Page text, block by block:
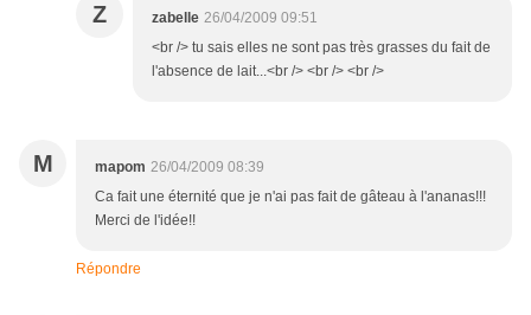
Z zabelle 26/04/2009 09:51
<br /> tu sais elles ne sont pas très grasses du fait de
l'absence de lait...<br /> <br /> <br />
M mapom 26/04/2009 08:39
Ca fait une éternité que je n'ai pas fait de gâteau à l'ananas!!!
Merci de l'idée!!
Répondre